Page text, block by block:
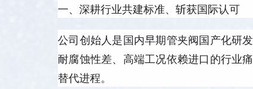
一、深耕行业共建标准、斩获国际认可
公司创始人是国内早期管夹阀国产化研
耐腐蚀性差、高端工况依赖进口的行业
替代进程。